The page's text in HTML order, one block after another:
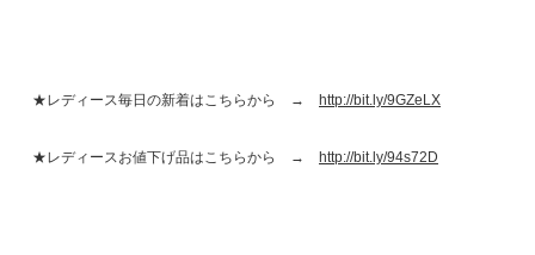
★レディース毎日の新着はこちらから → http://bit.ly/9GZeLX
★レディースお値下げ品はこちらから → http://bit.ly/94s72D